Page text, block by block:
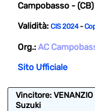
Campobasso -
Validità: CIS 2024-
Org.: AC
Sito Ufficiale
Vincitore:
Suzuki